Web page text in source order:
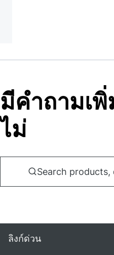
มีคําถามเ
ไม่
Search
ลิงก์ด่วน